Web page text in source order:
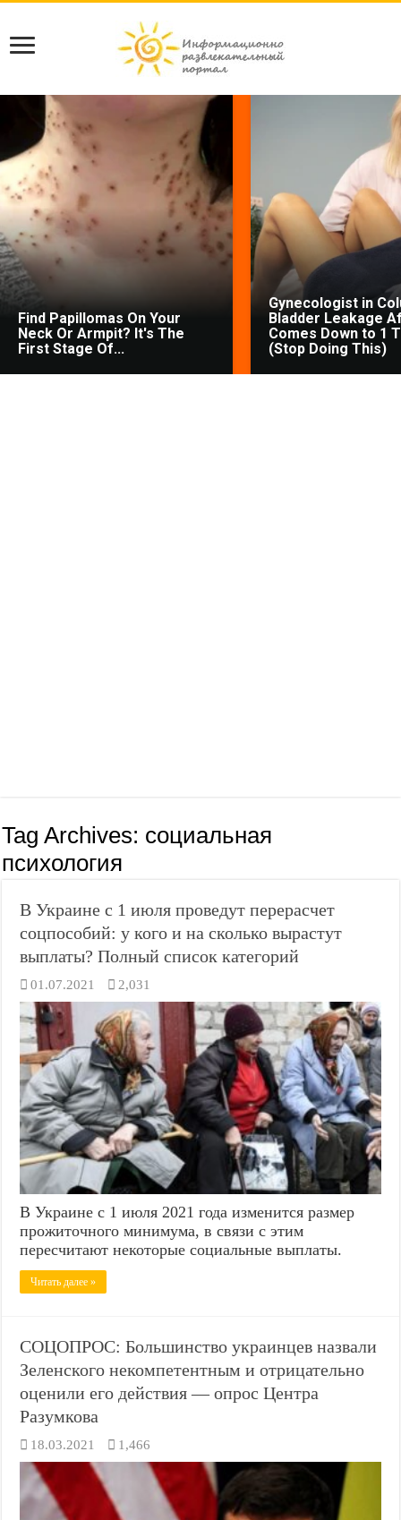
Find Papillomas On Your
Neck Or Armpit? It's The
First Stage Of...
Gynecologist in
Bladder Leakage
Comes Down to 1
(Stop Doing This)
Tag Archives: социальная
психология
В Украине с 1 июля проведут перерасчет
соцпособий: у кого и на сколько вырастут
выплаты? Полный список категорий
01.07.2021 2,031
В Украине с 1 июля 2021 года изменится размер
прожиточного минимума, в связи с этим
пересчитают некоторые социальные выплаты.
Читать далее »
СОЦОПРОС: Большинство украинцев назвали
Зеленского некомпетентным и отрицательно
оценили его действия — опрос Центра
Разумкова
18.03.2021 1,466